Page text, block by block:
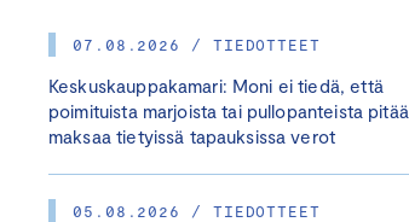
07.08.2026 / TIEDOTTEET
Keskuskauppakamari: Moni ei tiedä, että
poimituista marjoista tai pullopanteista pitää
maksaa tietyissä tapauksissa verot
05.08.2026 / TIEDOTTEET